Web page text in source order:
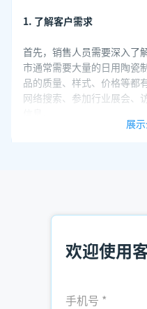
1. 了解客户需求
首先，销售人员需要深入了
市通常需要大量的日用陶瓷
品的质量、样式、价格等都
网络搜索、参加行业展会、
式，然后根据地域、规模等
3. 提供定制化服务
供定制化的服务。例如，如
展
欢迎使用
手机号 *